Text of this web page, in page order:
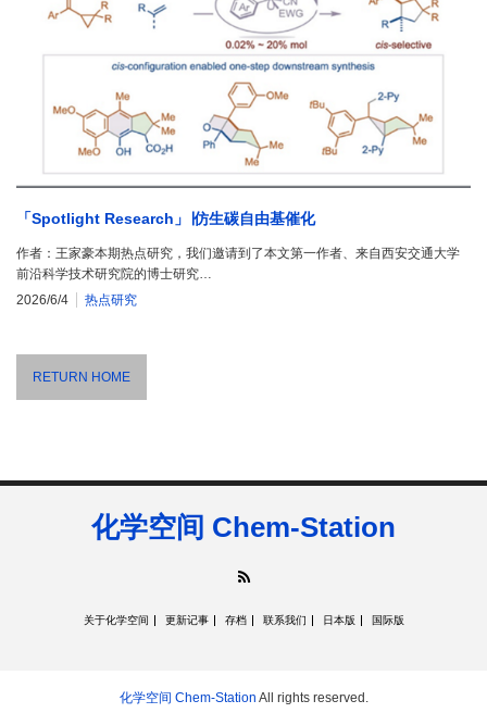
「Spotlight Research」∣仿生碳自由基催化
作者：王家豪本期热点研究，我们邀请到了本文第一作者、来自西安交通大学
前沿科学技术研究院的博士研究…
2026/6/4
热点研究
RETURN HOME
化学空间 Chem-Station
关于化学空间 更新记事 存档 联系我们 日本版 国际版
化学空间 Chem-Station All rights reserved.